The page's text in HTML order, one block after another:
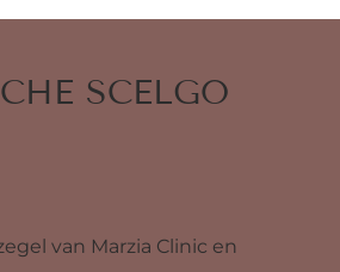
SCELGO
van Marzia Clinic en